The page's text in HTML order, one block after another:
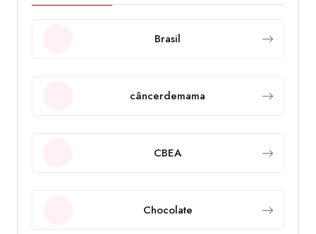
Brasil
câncerdemama
CBEA
Chocolate